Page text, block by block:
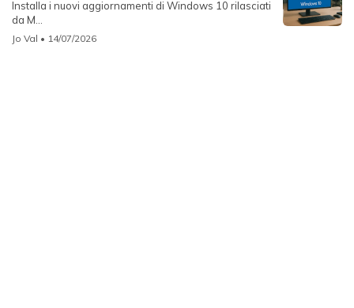
Installa i nuovi aggiornamenti di Windows 10 rilasciati
da M...
Jo Val • 14/07/2026